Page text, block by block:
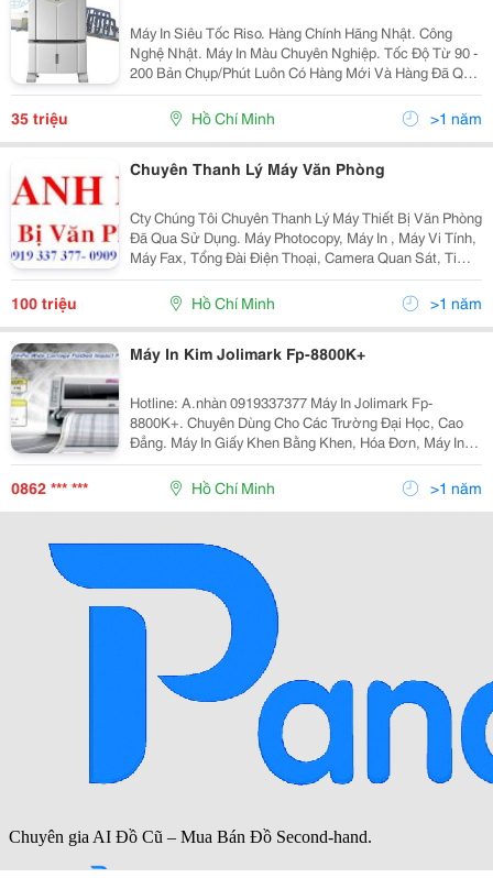
Máy In Siêu Tốc Riso. Hàng Chính Hãng Nhật. Công
Nghệ Nhật. Máy In Màu Chuyên Nghiệp. Tốc Độ Từ 90 -
200 Bản Chụp/Phút Luôn Có Hàng Mới Và Hàng Đã Qua
Sử Dụng. Tuổi Thọ Vật Tư Siêu Bền
35 triệu Hồ Chí Minh >1 năm
Chuyên Thanh Lý Máy Văn Phòng
Cty Chúng Tôi Chuyên Thanh Lý Máy Thiết Bị Văn Phòng
Đã Qua Sử Dụng. Máy Photocopy, Máy In , Máy Vi Tính,
Máy Fax, Tổng Đài Điện Thoại, Camera Quan Sát, Ti
Vi.... Thủ Tục Nhanh Gọn. Thanh Toán Tiền 1 Lần.
Không Ngại Xa. Thanh Lý Đúng...
100 triệu Hồ Chí Minh >1 năm
Máy In Kim Jolimark Fp-8800K+
Hotline: A.nhàn 0919337377 Máy In Jolimark Fp-
8800K+. Chuyên Dùng Cho Các Trường Đại Học, Cao
Đẳng. Máy In Giấy Khen Bằng Khen, Hóa Đơn, Máy In
Bằng Khen Khổ A3, Máy In Giấy Khen Khổ A3, Máy In
Bằng Tốt Nghiệp, Máy Chuyên
0862 *** *** Hồ Chí Minh >1 năm